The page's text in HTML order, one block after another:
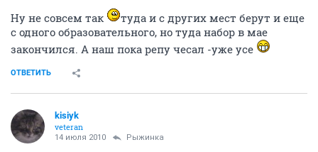
Ну не совсем так
туда и с других мест берут и еще
с одного образовательного, но туда набор в мае
закончился. А наш пока репу чесал -уже усе
ОТВЕТИТЬ
kisiyk
veteran
14 июля 2010 Рыжинка